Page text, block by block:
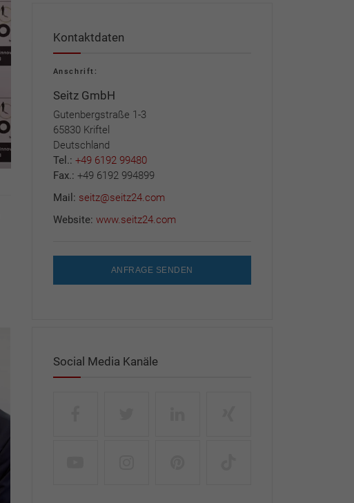
Kontaktdaten
Anschrift:
Seitz GmbH
Gutenbergstraße 1-3
65830 Kriftel
Deutschland
Tel.: +49 6192 99480
Fax.: +49 6192 994899
Mail: seitz@seitz24.com
Website: www.seitz24.com
ANFRAGE SENDEN
Social Media Kanäle